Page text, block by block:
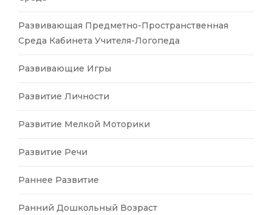
Развивающая Предметно-Пространственная
Среда Кабинета Учителя-Логопеда
Развивающие Игры
Развитие Личности
Развитие Мелкой Моторики
Развитие Речи
Раннее Развитие
Ранний Дошкольный Возраст